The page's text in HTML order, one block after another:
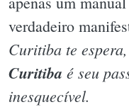
verdadeiro
Curitiba te
Curitiba é seu
inesquecível.